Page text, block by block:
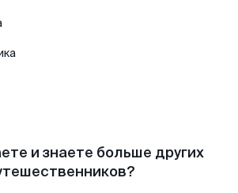
и знаете больше других